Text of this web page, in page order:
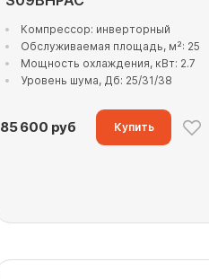
Компрессор: инверторный
Обслуживаемая площадь, м²: 25
Мощность охлаждения, кВт: 2.7
Уровень шума, Дб: 25/31/38
85 600 руб Купить